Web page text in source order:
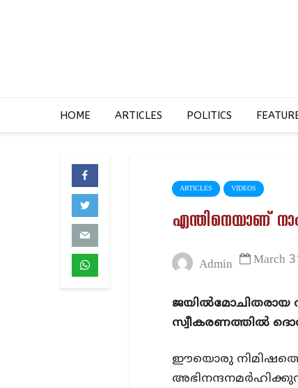
HOME ARTICLES POLITICS
ARTICLES VIDEOS
എന്തിനെയാണ്
Admin March
ജയില്‍മോചിതരായ
സ്വീകരണത്തില്‍
ഈയൊരു നിമിഷത്തെ